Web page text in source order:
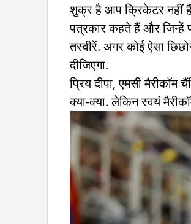
शुक्र है आप क्रिकेटर नहीं
पत्रकार कहते हैं और जिन्हें
तस्वीरें. अगर कोई ऐसा
दीजिएगा.
प्रिय दीपा, एमसी
क्या-क्या. लेकिन स्वयं